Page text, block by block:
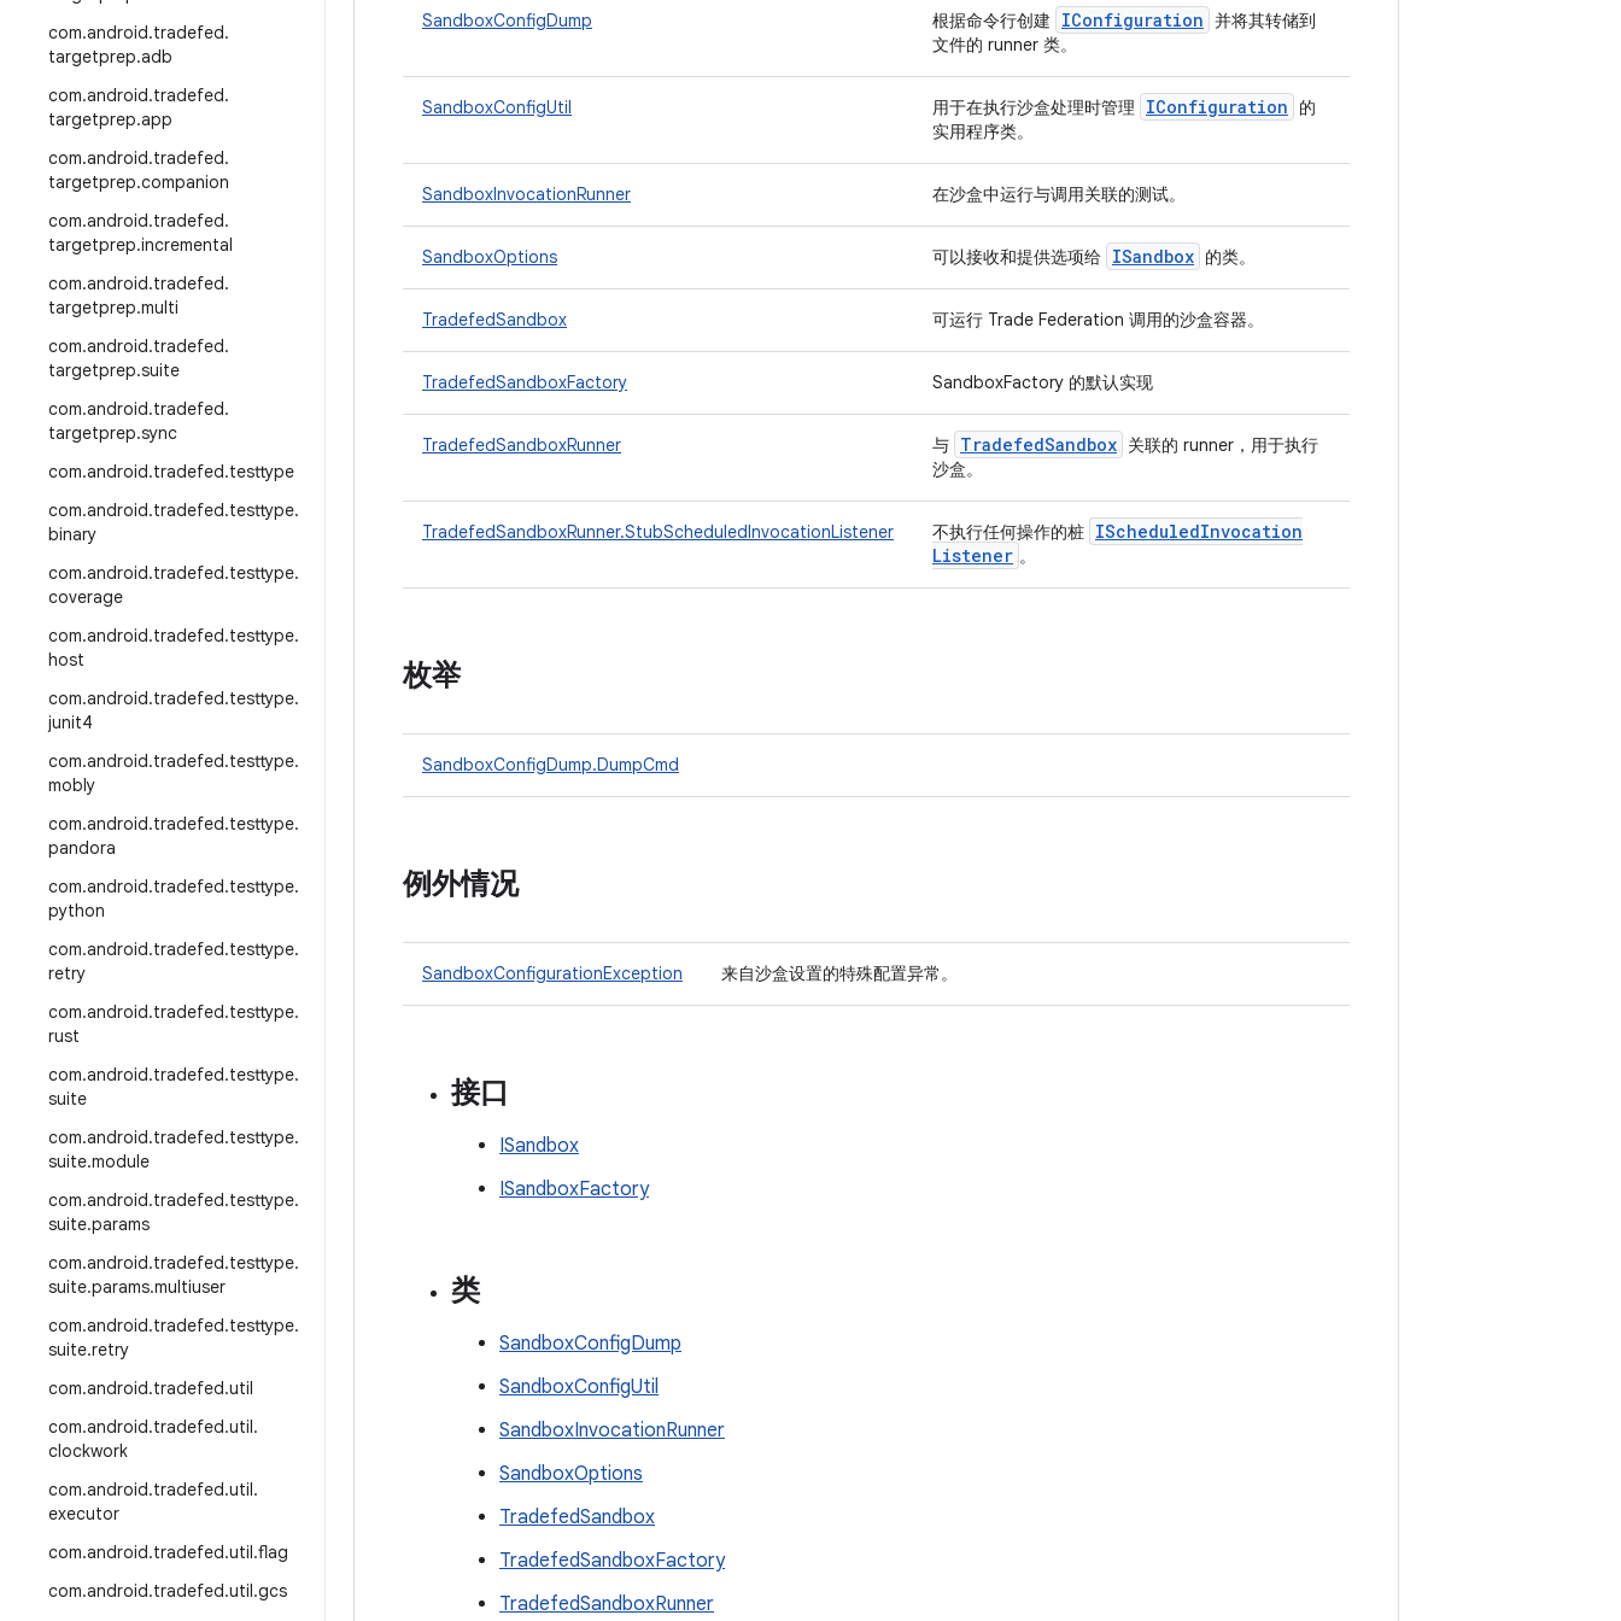
com.android.tradefed.
targetprep.adb
com.android.tradefed.
targetprep.app
com.android.tradefed.
targetprep.companion
com.android.tradefed.
targetprep.incremental
com.android.tradefed.
targetprep.multi
com.android.tradefed.
targetprep.suite
com.android.tradefed.
targetprep.sync
com.android.tradefed.testtype
com.android.tradefed.testtype.
binary
com.android.tradefed.testtype.
coverage
com.android.tradefed.testtype.
host
com.android.tradefed.testtype.
junit4
com.android.tradefed.testtype.
mobly
com.android.tradefed.testtype.
pandora
com.android.tradefed.testtype.
python
com.android.tradefed.testtype.
retry
com.android.tradefed.testtype.
rust
com.android.tradefed.testtype.
suite
com.android.tradefed.testtype.
suite.module
com.android.tradefed.testtype.
suite.params
com.android.tradefed.testtype.
suite.params.multiuser
com.android.tradefed.testtype.
suite.retry
com.android.tradefed.util
com.android.tradefed.util.
clockwork
com.android.tradefed.util.
executor
com.android.tradefed.util.flag
com.android.tradefed.util.gcs
SandboxConfigDump 根据命令行创建 IConfiguration 并将其转储到
文件的 runner 类。
SandboxConfigUtil 用于在执行沙盒处理时管理 IConfiguration
的
实用程序类。
SandboxInvocationRunner 在沙盒中运行与调用关联的测试。
SandboxOptions 可以接收和提供选项给 ISandbox 的类。
TradefedSandbox 可运行 Trade Federation 调用的沙盒容器。
TradefedSandboxFactory SandboxFactory 的默认实现
TradefedSandboxRunner 与 TradefedSandbox 关联的 runner，用于执行
沙盒。
TradefedSandboxRunner.StubScheduledInvocationListener 不执行任何操作的桩 IScheduledInvocation
Listener 。
枚举
SandboxConfigDump.DumpCmd
例外情况
SandboxConfigurationException 来自沙盒设置的特殊配置异常。
接口
ISandbox
ISandboxFactory
类
SandboxConfigDump
SandboxConfigUtil
SandboxInvocationRunner
SandboxOptions
TradefedSandbox
TradefedSandboxFactory
TradefedSandboxRunner